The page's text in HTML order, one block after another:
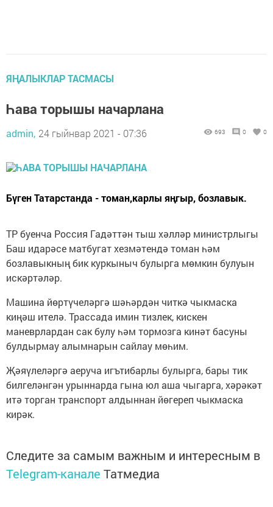
ЯҢАЛЫКЛАР ТАСМАСЫ
Һава торышы начарлана
admin, 24 гыйнвар 2021 - 07:36 693 0 0
Бүген Татарстанда - томан,карлы яңгыр, бозлавык.
ТР буенча Россия Гадәттән тыш хәлләр министрлыгы
Баш идарәсе матбугат хезмәтендә томан һәм
бозлавыкның бик куркыныч булырга мөмкин булуын
искәртәләр.
Машина йөртүчеләргә шәһәрдән читкә чыкмаска
киңәш ителә. Трассада имин тизлек, кискен
маневрлардан сак булу һәм тормозга кинәт басуны
булдырмау алымнарын сайлау мөһим.
Җәяүлеләргә аеруча игътибарлы булырга, бары тик
билгеләнгән урыннарда гына юл аша чыгарга, хәрәкәт
итә торган транспорт алдыннан йөгереп чыкмаска
кирәк.
Следите за самым важным и интересным в
Telegram-канале Татмедиа